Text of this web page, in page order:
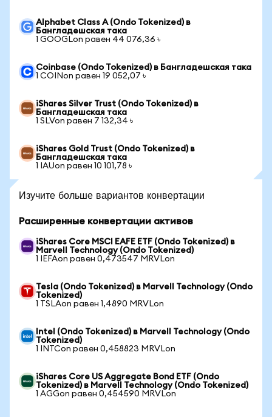
Alphabet Class A (Ondo Tokenized) в
Бангладешская така
1 GOOGLon равен 44 076,36 ৳
Coinbase (Ondo Tokenized) в Бангладешская така
1 COINon равен 19 052,07 ৳
iShares Silver Trust (Ondo Tokenized) в
Бангладешская така
1 SLVon равен 7 132,34 ৳
iShares Gold Trust (Ondo Tokenized) в
Бангладешская така
1 IAUon равен 10 101,78 ৳
Изучите больше вариантов конвертации
Расширенные конвертации активов
iShares Core MSCI EAFE ETF (Ondo Tokenized) в
Marvell Technology (Ondo Tokenized)
1 IEFAon равен 0,473547 MRVLon
Tesla (Ondo Tokenized) в Marvell Technology (Ondo
Tokenized)
1 TSLAon равен 1,4890 MRVLon
Intel (Ondo Tokenized) в Marvell Technology (Ondo
Tokenized)
1 INTCon равен 0,458823 MRVLon
iShares Core US Aggregate Bond ETF (Ondo
Tokenized) в Marvell Technology (Ondo Tokenized)
1 AGGon равен 0,454590 MRVLon